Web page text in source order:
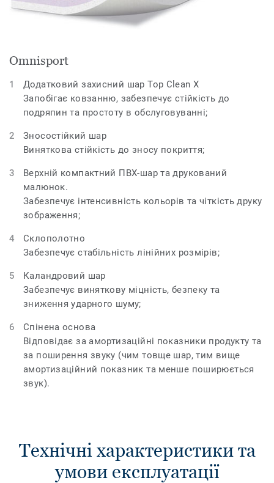
Omnisport
Додатковий захисний шар Top Clean X
Запобігає ковзанню, забезпечує стійкість до
подряпин та простоту в обслуговуванні;
Зносостійкий шар
Виняткова стійкість до зносу покриття;
Верхній компактний ПВХ-шар та друкований
малюнок.
Забезпечує інтенсивність кольорів та чіткість друку
зображення;
Склополотно
Забезпечує стабільність лінійних розмірів;
Каландровий шар
Забезпечує виняткову міцність, безпеку та
зниження ударного шуму;
Спінена основа
Відповідає за амортизаційні показники продукту та
за поширення звуку (чим товще шар, тим вище
амортизаційний показник та менше поширюється
звук).
Технічні характеристики та
умови експлуатації